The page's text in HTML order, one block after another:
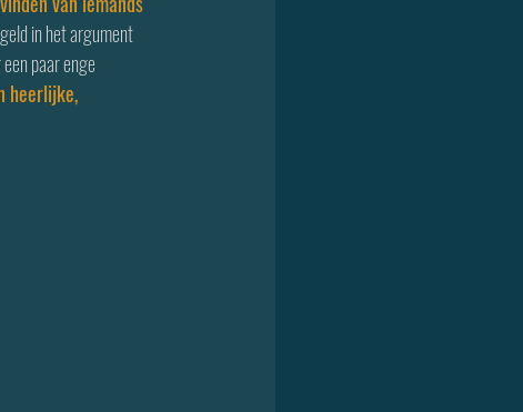
in het argument
paar enge
heerlijke,